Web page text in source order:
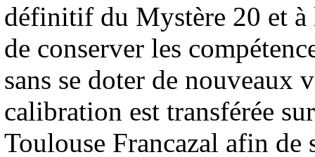
définitif du Mystère 20 et à
de conserver les
sans se doter de nouveaux
calibration est transférée
Toulouse Francazal afin de